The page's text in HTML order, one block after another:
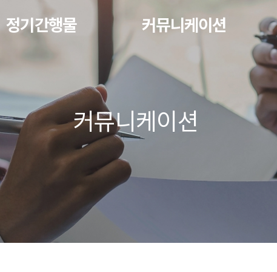
정기간행물 커뮤니케이션
커뮤니케이션